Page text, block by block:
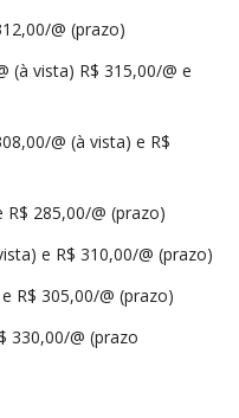
@ (prazo)
(à vista) R$ 315,00/@ e
@ (à vista) e R$
R$ 285,00/@ (prazo)
e R$ 310,00/@ (prazo)
R$ 305,00/@ (prazo)
330,00/@ (prazo